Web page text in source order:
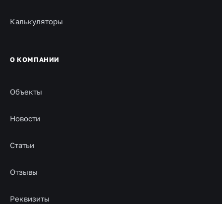
Калькуляторы
О КОМПАНИИ
Объекты
Новости
Статьи
Отзывы
Реквизиты